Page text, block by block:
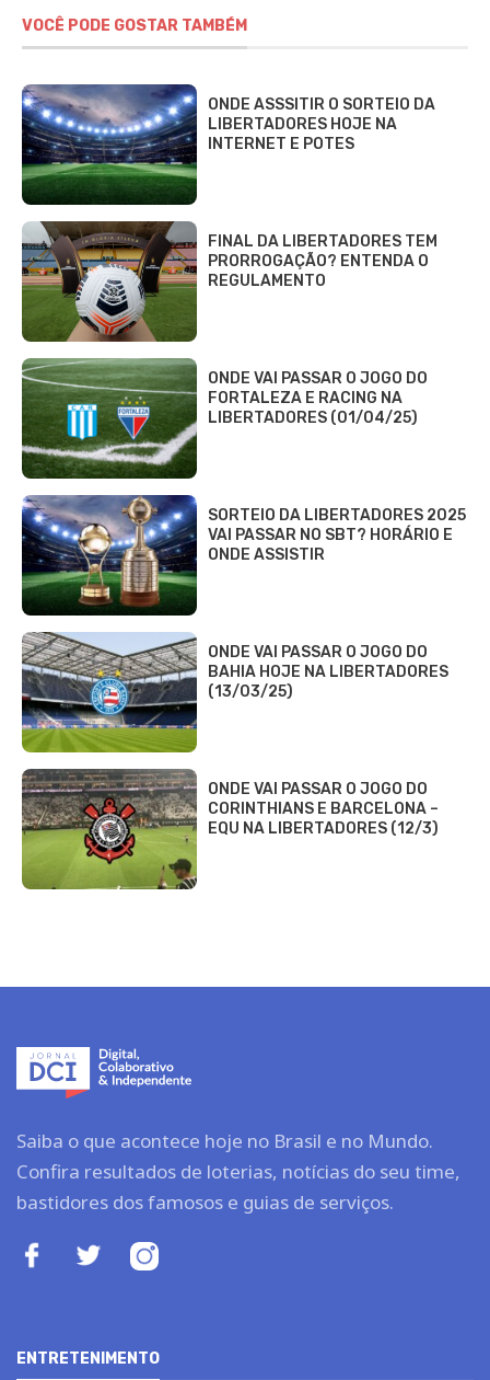
VOCÊ PODE GOSTAR TAMBÉM
ONDE ASSSITIR O SORTEIO DA
LIBERTADORES HOJE NA
INTERNET E POTES
FINAL DA LIBERTADORES TEM
PRORROGAÇÃO? ENTENDA O
REGULAMENTO
ONDE VAI PASSAR O JOGO DO
FORTALEZA E RACING NA
LIBERTADORES (01/04/25)
SORTEIO DA LIBERTADORES 2025
VAI PASSAR NO SBT? HORÁRIO E
ONDE ASSISTIR
ONDE VAI PASSAR O JOGO DO
BAHIA HOJE NA LIBERTADORES
(13/03/25)
ONDE VAI PASSAR O JOGO DO
CORINTHIANS E BARCELONA –
EQU NA LIBERTADORES (12/3)
Saiba o que acontece hoje no Brasil e no Mundo.
Confira resultados de loterias, notícias do seu time,
bastidores dos famosos e guias de serviços.
ENTRETENIMENTO